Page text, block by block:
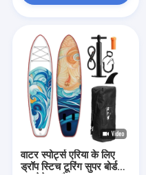
वाटर स्पोर्ट्स एरिया के लिए
ड्रॉप स्टिच टूरिंग सुपर बोर्ड